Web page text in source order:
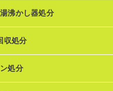
沸かし器処分
収処分
処分